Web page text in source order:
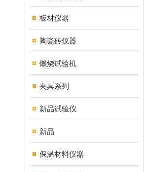
板材仪器
陶瓷砖仪器
燃烧试验机
夹具系列
新品试验仪
新品
保温材料仪器